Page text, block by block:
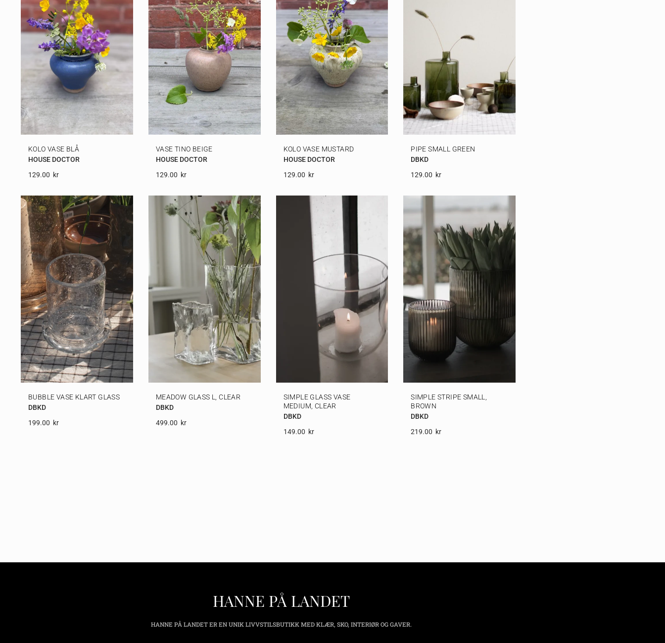
KOLO VASE BLÅ
HOUSE DOCTOR
129.00 Kr
VASE TINO BEIGE
HOUSE DOCTOR
129.00 Kr
KOLO VASE MUSTARD
HOUSE DOCTOR
129.00 Kr
PIPE SMALL GREEN
DBKD
129.00 Kr
BUBBLE VASE KLART GLASS
DBKD
199.00 Kr
MEADOW GLASS L, CLEAR
DBKD
499.00 Kr
SIMPLE GLASS VASE
MEDIUM, CLEAR
DBKD
149.00 Kr
SIMPLE STRIPE SMALL,
BROWN
DBKD
219.00 Kr
HANNE PÅ LANDET
HANNE PÅ LANDET ER EN UNIK LIVVSTILSBUTIKK MED KLÆR, SKO, INTERIØR OG GAVER.